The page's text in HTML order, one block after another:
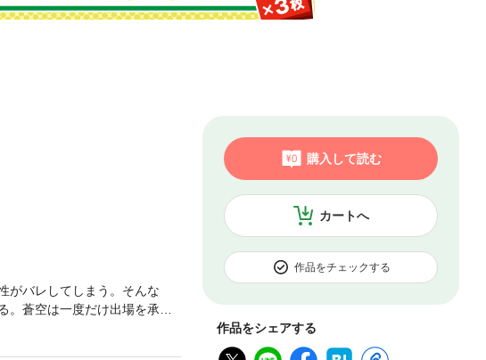
カートへ
購入して読む
作品をチェックする
作品をシェアする
がバレしてしまう。そんな
蒼空は一度だけ出場を承諾
戻す二人。愛を確かめた後、